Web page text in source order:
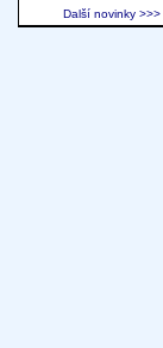
Další novinky >>>